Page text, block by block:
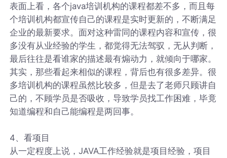
表面上看，各个java培训机构的课程都差不多，而且每
个培训机构都宣传自己的课程是实时更新的，不断满足
企业的最新要求。面对这种雷同的课程内容和宣传，很
多没有从业经验的学生，都觉得无法驾驭，无从判断，
最后往往是看谁家的描述最有煽动力，就倾向于哪家。
其实，那些看起来相似的课程，背后也有很多差异。很
多培训机构的课程虽然比较多，但是去了老师只顾讲自
己的，不顾学员是否吸收，导致学员找工作困难，毕竟
知道编程和自己能编程是两回事。
4、看项目
从一定程度上说，JAVA工作经验就是项目经验，项目